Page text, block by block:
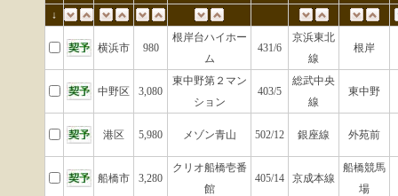
↓
横浜市 980
根岸台ハイホー
ム
431/6
京浜東北
線
根岸
中野区 3,080
東中野第２マン
ション
403/5
総武中央
線
東中野
港区 5,980 メゾン青山 502/12 銀座線 外苑前
船橋市 3,280
クリオ船橋壱番
館
405/14 京成本線
船橋競馬
場